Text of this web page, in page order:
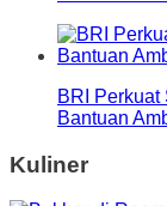
BRI
Bantuan
Kuliner